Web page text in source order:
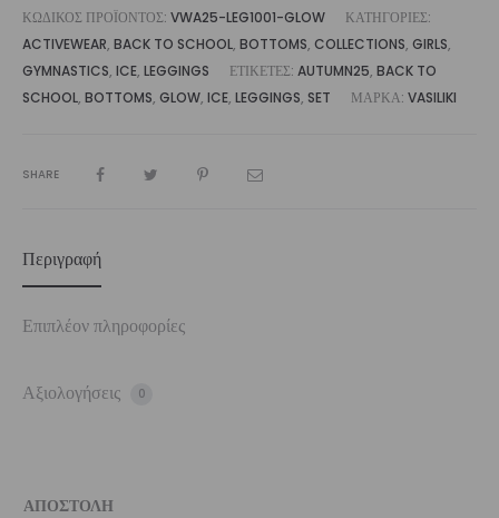
ΚΩΔΙΚΌΣ ΠΡΟΪΌΝΤΟΣ: VWA25-LEG1001-GLOW
ΚΑΤΗΓΟΡΊΕΣ:
ACTIVEWEAR, BACK TO SCHOOL, BOTTOMS, COLLECTIONS, GIRLS,
GYMNASTICS, ICE, LEGGINGS ΕΤΙΚΈΤΕΣ: AUTUMN25, BACK TO
SCHOOL, BOTTOMS, GLOW, ICE, LEGGINGS, SET ΜΆΡΚΑ: VASILIKI
SHARE
Περιγραφή
Επιπλέον πληροφορίες
Αξιολογήσεις 0
ΑΠΟΣΤΟΛΗ